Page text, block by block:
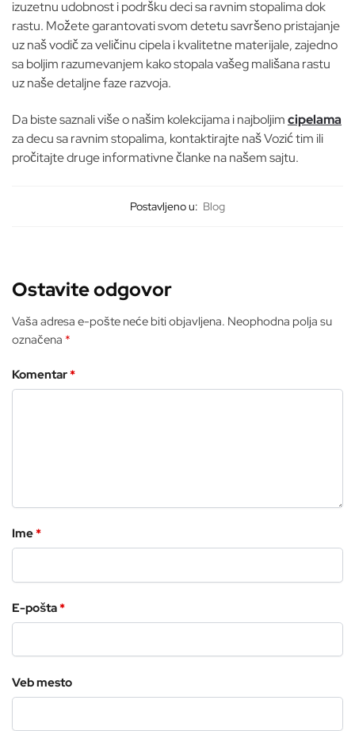
izuzetnu udobnost i podršku deci sa ravnim stopalima dok
rastu. Možete garantovati svom detetu savršeno pristajanje
uz naš vodič za veličinu cipela i kvalitetne materijale, zajedno
sa boljim razumevanjem kako stopala vašeg mališana rastu
uz naše detaljne faze razvoja.
Da biste saznali više o našim kolekcijama i najboljimcipelama
za decu sa ravnim stopalima, kontaktirajte naš Vozić tim ili
pročitajte druge informativne članke na našem sajtu.
Postavljeno u: Blog
Ostavite odgovor
Vaša adresa e-pošte neće biti objavljena. Neophodna polja su
označena *
Komentar*
Ime*
E-pošta*
Veb mesto